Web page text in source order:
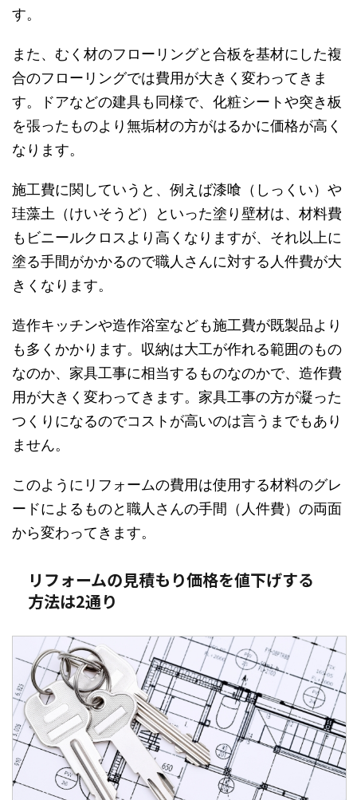
す。
また、むく材のフローリングと合板を基材にした複
合のフローリングでは費用が大きく変わってきま
す。ドアなどの建具も同様で、化粧シートや突き板
を張ったものより無垢材の方がはるかに価格が高く
なります。
施工費に関していうと、例えば漆喰（しっくい）や
珪藻土（けいそうど）といった塗り壁材は、材料費
もビニールクロスより高くなりますが、それ以上に
塗る手間がかかるので職人さんに対する人件費が大
きくなります。
造作キッチンや造作浴室なども施工費が既製品より
も多くかかります。収納は大工が作れる範囲のもの
なのか、家具工事に相当するものなのかで、造作費
用が大きく変わってきます。家具工事の方が凝った
つくりになるのでコストが高いのは言うまでもあり
ません。
このようにリフォームの費用は使用する材料のグレ
ードによるものと職人さんの手間（人件費）の両面
から変わってきます。
リフォームの見積もり価格を値下げする
方法は2通り